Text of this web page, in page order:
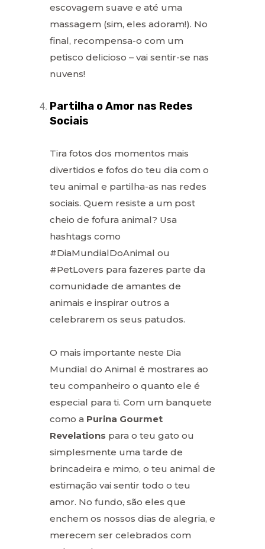
escovagem suave e até uma
massagem (sim, eles adoram!). No
final, recompensa-o com um
petisco delicioso – vai sentir-se nas
nuvens!
Partilha o Amor nas Redes
Sociais
Tira fotos dos momentos mais
divertidos e fofos do teu dia com o
teu animal e partilha-as nas redes
sociais. Quem resiste a um post
cheio de fofura animal? Usa
hashtags como
#DiaMundialDoAnimal ou
#PetLovers para fazeres parte da
comunidade de amantes de
animais e inspirar outros a
celebrarem os seus patudos.
O mais importante neste Dia
Mundial do Animal é mostrares ao
teu companheiro o quanto ele é
especial para ti. Com um banquete
como a Purina Gourmet
Revelations para o teu gato ou
simplesmente uma tarde de
brincadeira e mimo, o teu animal de
estimação vai sentir todo o teu
amor. No fundo, são eles que
enchem os nossos dias de alegria, e
merecem ser celebrados com